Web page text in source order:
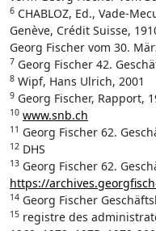
6 CHABLOZ, Ed., Vade-
Genève, Crédit Suisse,
Georg Fischer vom 30.
7 Georg Fischer 42.
8 Wipf, Hans Ulrich, 2001
9 Georg Fischer, Rapport,
10 www.snb.ch
11 Georg Fischer 62.
12 DHS
13 Georg Fischer 62.
https://
14 Georg Fischer
15 registre des